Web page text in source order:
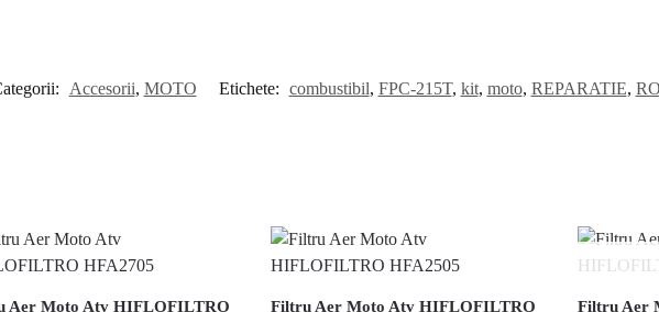
Accesorii, MOTO Etichete: combustibil, FPC-215T, kit, moto, REPARATIE,
Aer Moto Atv HIFLOFILTRO
Filtru Aer Moto Atv HIFLOFILTRO
Filtru Aer